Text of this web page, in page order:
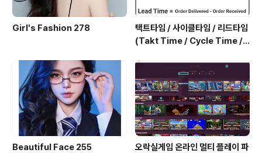
Girl's Fashion 278
택트타임 / 사이클타임 / 리드타임
(Takt Time / Cycle Time / L
Beautiful Face 255
오락실게임 온라인 멀티 플레이 파